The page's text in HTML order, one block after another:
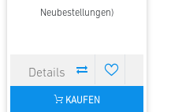
Neubestellungen)
KAUFEN